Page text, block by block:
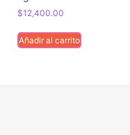
$12,400.00
Añadir al carrito